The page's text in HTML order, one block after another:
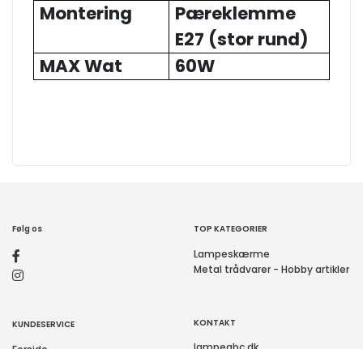
Montering
Pæreklemme
E27 (stor rund)
MAX Wat
60W
Følg os TOP KATEGORIER
Lampeskærme
Metal trådvarer - Hobby artikler
KUNDESERVICE KONTAKT